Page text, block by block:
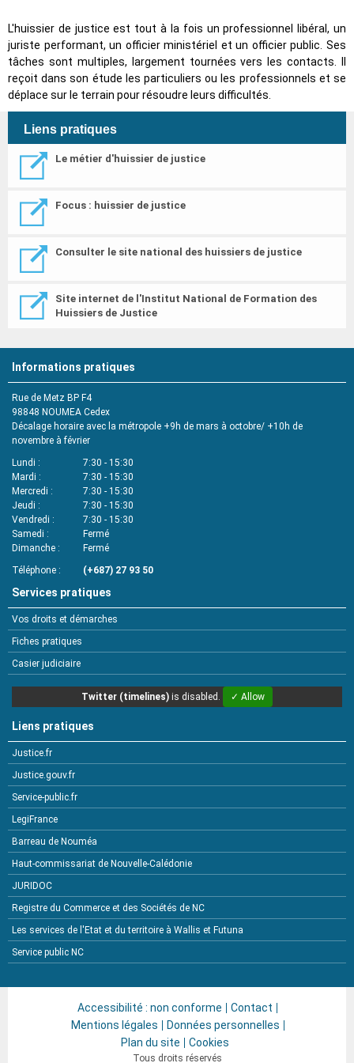
L'huissier de justice est tout à la fois un professionnel libéral, un
juriste performant, un officier ministériel et un officier public. Ses
tâches sont multiples, largement tournées vers les contacts. Il
reçoit dans son étude les particuliers ou les professionnels et se
déplace sur le terrain pour résoudre leurs difficultés.
Liens pratiques
Le métier d'huissier de justice
Focus : huissier de justice
Consulter le site national des huissiers de justice
Site internet de l'Institut National de Formation des
Huissiers de Justice
Informations pratiques
Rue de Metz BP F4
98848 NOUMEA Cedex
Décalage horaire avec la métropole +9h de mars à octobre/ +10h de
novembre à février
Lundi
7:30 - 15:30
Mardi
7:30 - 15:30
Mercredi
7:30 - 15:30
Jeudi
7:30 - 15:30
Vendredi
7:30 - 15:30
Samedi
Fermé
Dimanche
Fermé
Téléphone
(+687) 27 93 50
Services pratiques
Vos droits et démarches
Fiches pratiques
Casier judiciaire
Twitter (timelines) is disabled. ✓ Allow
Liens pratiques
Justice.fr
Justice.gouv.fr
Service-public.fr
LegiFrance
Barreau de Nouméa
Haut-commissariat de Nouvelle-Calédonie
JURIDOC
Registre du Commerce et des Sociétés de NC
Les services de l'Etat et du territoire à Wallis et Futuna
Service public NC
Accessibilité : non conforme
Contact
Mentions légales
Données personnelles
Plan du site
Cookies
Tous droits réservés